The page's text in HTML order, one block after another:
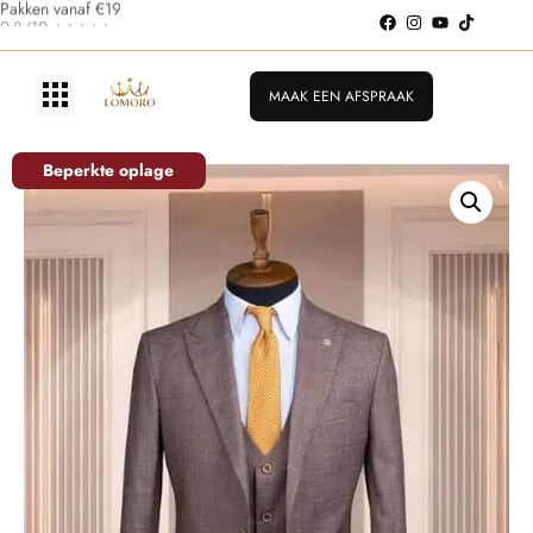
Pakken vanaf €199
MAAK EEN AFSPRAAK
Beperkte oplage